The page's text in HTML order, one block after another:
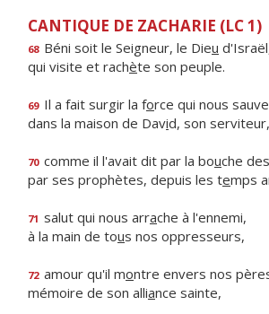
CANTIQUE DE ZACHARIE (LC 1)
68 Béni soit le Seigneur, le Dieu
qui visite et rachète son peuple.
69 Il a fait surgir la force qui nous sauve
dans la maison de David, son serviteur,
70 comme il l'avait dit par la bouche
par ses prophètes, depuis les temps
71 salut qui nous arrache à l'ennemi,
à la main de tous nos oppresseurs,
72 amour qu'il montre envers nos
mémoire de son alliance sainte,